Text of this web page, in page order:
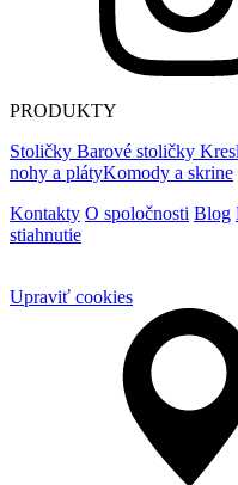
PRODUKTY
Stoličky Barové stoličky
nohy a plátyKomody a skrine
Kontakty O spoločnosti Blog
stiahnutie
Upraviť cookies